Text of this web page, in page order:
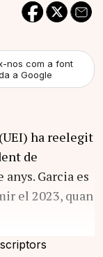
nos com a font
a Google
ha reelegit
de
Garcia es
el 2023, quan